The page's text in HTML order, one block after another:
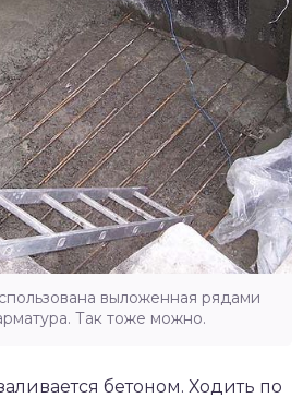
выложенная рядами
Так тоже можно.
бетоном. Ходить по